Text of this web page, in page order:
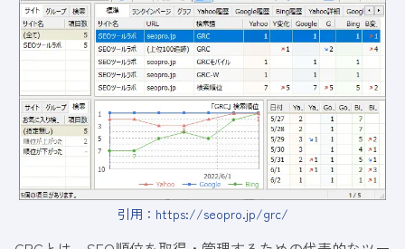
引用： https://seopro.jp/grc/